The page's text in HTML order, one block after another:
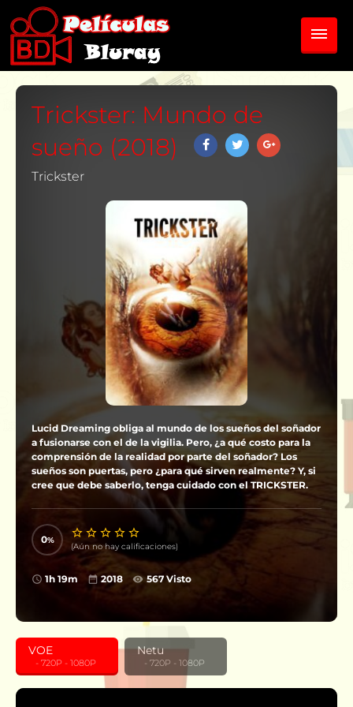
Trickster: Mundo de
sueño (2018)
Trickster
Lucid Dreaming obliga al mundo de los sueños del soñador
a fusionarse con el de la vigilia. Pero, ¿a qué costo para la
comprensión de la realidad por parte del soñador? Los
sueños son puertas, pero ¿para qué sirven realmente? Y, si
cree que debe saberlo, tenga cuidado con el TRICKSTER.
0
(Aún no hay calificaciones)
1h 19m 2018 567 Visto
VOE
‎ ‎ ‎ - 720P - 1080P
Netu
‎ ‎ ‎ - 720P - 1080P